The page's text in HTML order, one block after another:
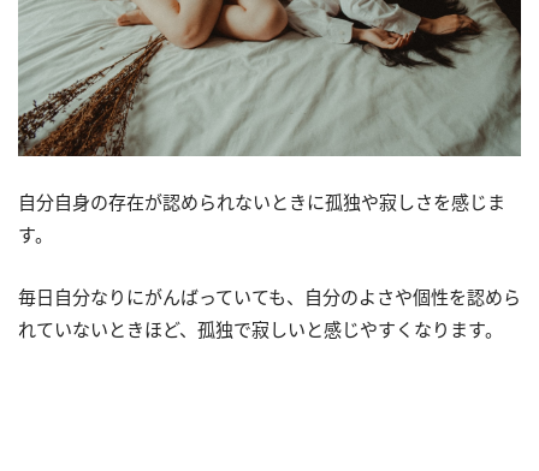
自分自身の存在が認められないときに孤独や寂しさを感じま
す。
毎日自分なりにがんばっていても、自分のよさや個性を認めら
れていないときほど、孤独で寂しいと感じやすくなります。